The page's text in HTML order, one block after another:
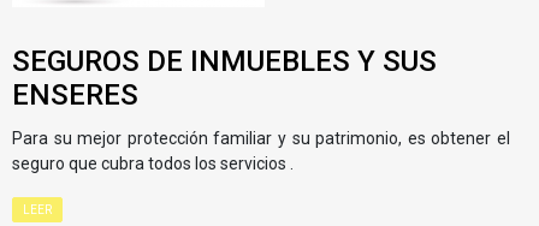
SEGUROS DE INMUEBLES Y SUS
ENSERES
Para su mejor protección familiar y su patrimonio, es obtener el
seguro que cubra todos los servicios .
LEER